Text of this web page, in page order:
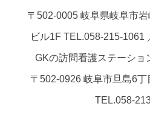
〒502-0005 岐阜県岐阜市
ビル1F TEL.058-215-1061
GKの訪問看護ステーショ
〒502-0926 岐阜市旦島6
TEL.058-